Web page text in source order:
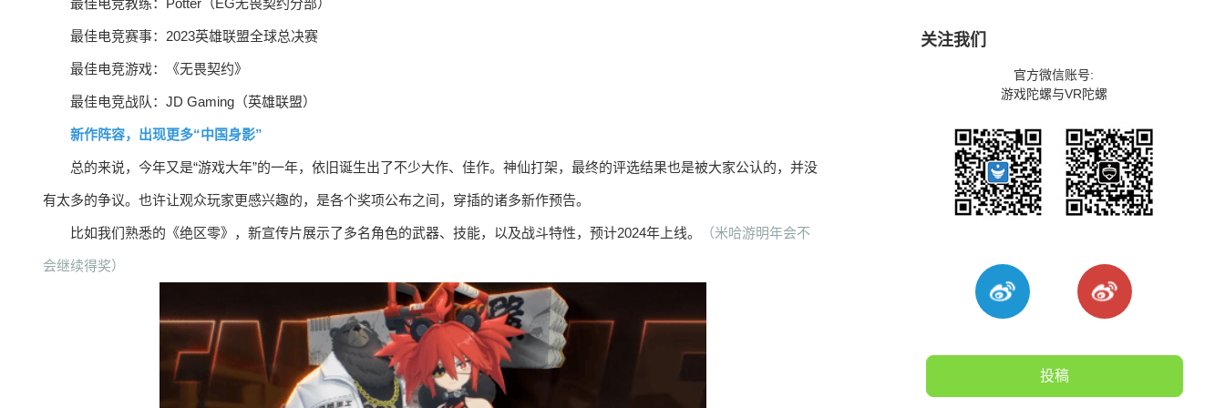
最佳电竞教练：Potter（EG无畏契约分部）
最佳电竞赛事：2023英雄联盟全球总决赛
最佳电竞游戏：《无畏契约》
最佳电竞战队：JD Gaming（英雄联盟）
新作阵容，出现更多“中国身影”
总的来说，今年又是“游戏大年”的一年，依旧诞生出了不少大作、佳作。神仙打架，最终的评选结果也是被大家公认的，并没
有太多的争议。也许让观众玩家更感兴趣的，是各个奖项公布之间，穿插的诸多新作预告。
比如我们熟悉的《绝区零》，新宣传片展示了多名角色的武器、技能，以及战斗特性，预计2024年上线。 （米哈游明年会不
会继续得奖）
关注我们
官方微信账号:
游戏陀螺与VR陀螺
投稿